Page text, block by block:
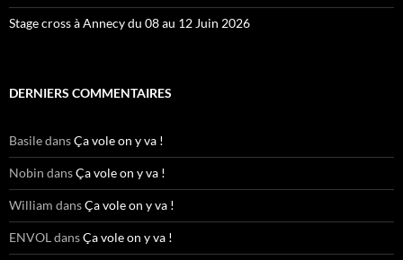
Stage cross à Annecy du 08 au 12 Juin 2026
DERNIERS COMMENTAIRES
BasiledansÇa vole on y va !
Nobin dansÇa vole on y va !
William dansÇa vole on y va !
ENVOL dansÇa vole on y va !